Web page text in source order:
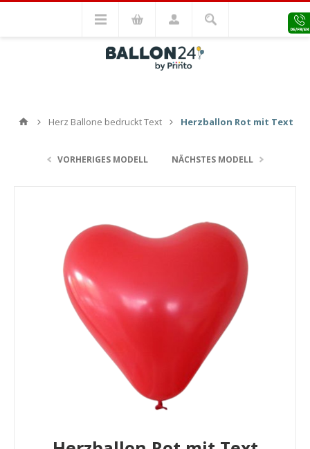
Herz Ballone bedruckt Text Herzballon Rot mit Text
VORHERIGES MODELL NÄCHSTES MODELL